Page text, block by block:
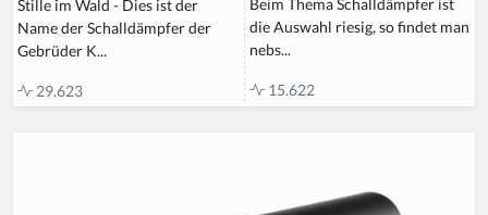
Stille im Wald - Dies ist der
Name der Schalldämpfer der
Gebrüder K...
29.623
Beim Thema Schalldämpfer ist
die Auswahl riesig, so findet man
nebs...
15.622